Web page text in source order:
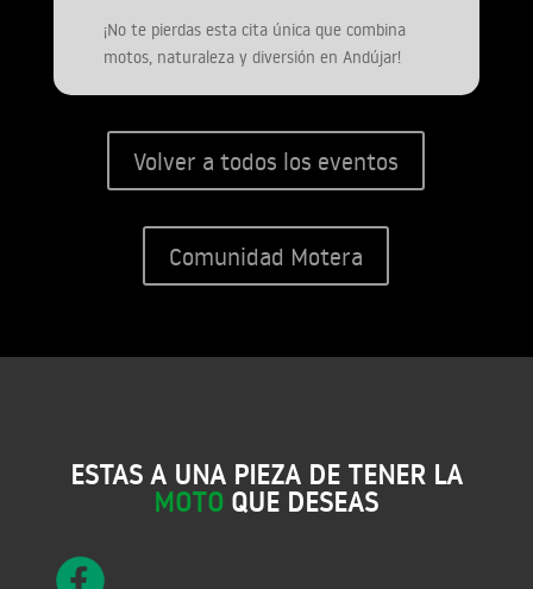
¡No te pierdas esta cita única que combina
motos, naturaleza y diversión en Andújar!
Volver a todos los eventos
Comunidad Motera
ESTAS A UNA PIEZA DE TENER LA
MOTO QUE DESEAS